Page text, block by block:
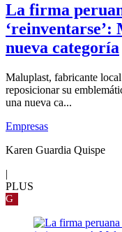
La firma
nueva categoría
Maluplast, fabricante
reposicionar su
una nueva ca...
Empresas
Karen Guardia Quispe
|
PLUS
G